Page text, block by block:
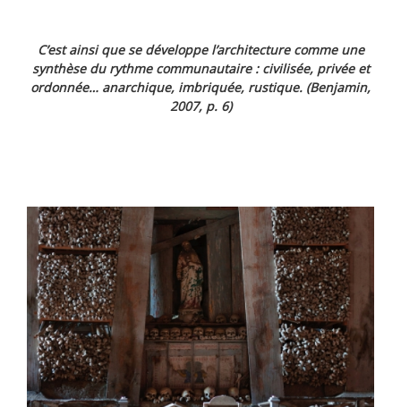
C’est ainsi que se développe l’architecture comme une
synthèse du rythme communautaire : civilisée, privée et
ordonnée… anarchique, imbriquée, rustique. (Benjamin,
2007, p. 6)